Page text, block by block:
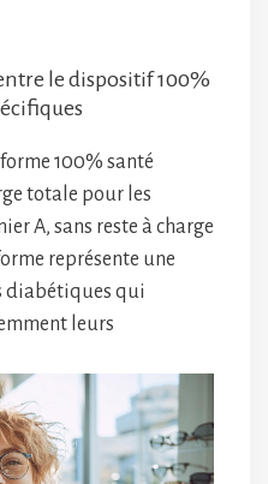
le dispositif 100%
100% santé
totale pour les
A, sans reste à charge
représente une
diabétiques qui
leurs